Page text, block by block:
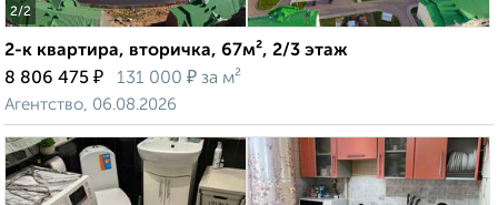
2/2
2-к квартира, вторичка, 67м², 2/3 этаж
8 806 475 ₽ 131 000 ₽ за м²
Агентство, 06.08.2026